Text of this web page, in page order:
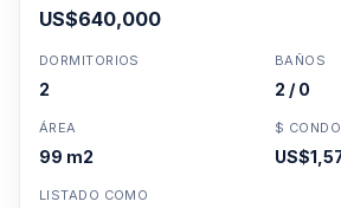
US$640,000
DORMITORIOS
2
BAÑOS
2 / 0
ÁREA
99 m2
$
LISTADO COMO